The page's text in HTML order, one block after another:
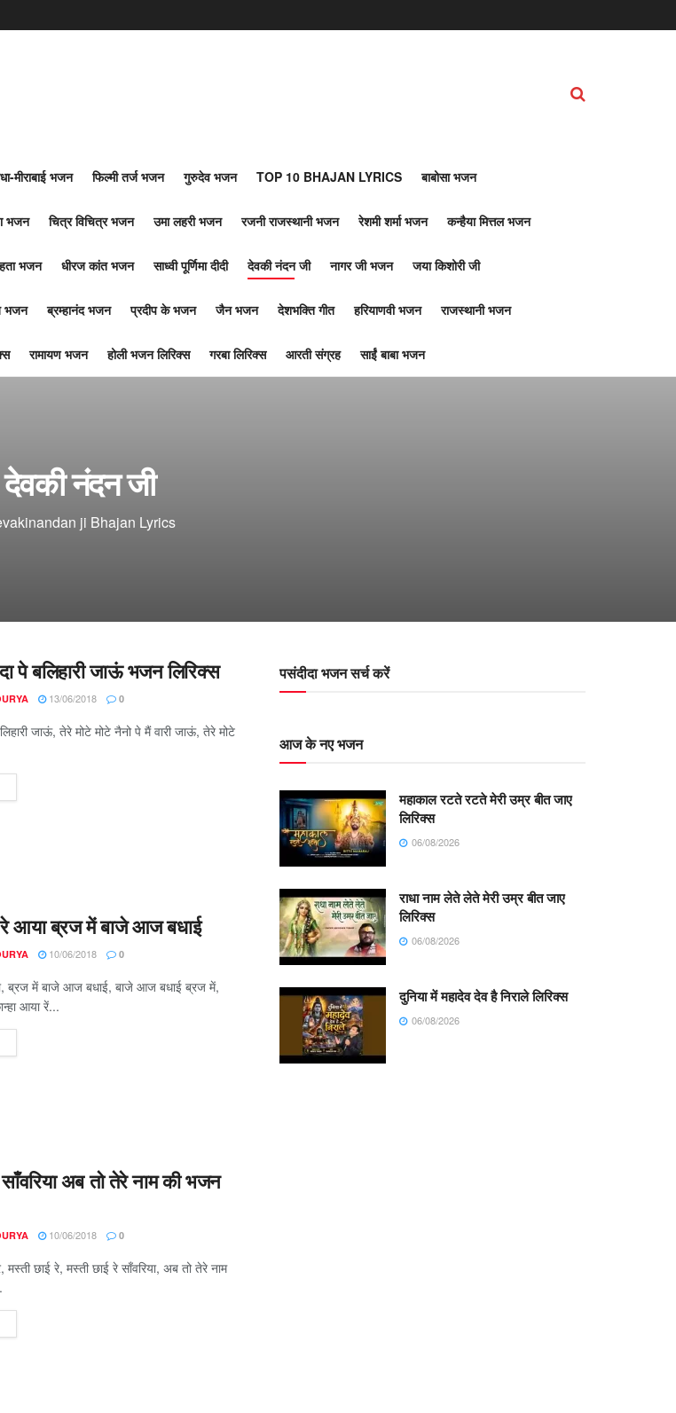
मीराबाई भजन फिल्मी तर्ज भजन गुरुदेव भजन TOP 10 BHAJAN LYRICS बाबोसा भजन
भजन चित्र विचित्र भजन उमा लहरी भजन रजनी राजस्थानी भजन रेशमी शर्मा भजन कन्हैया मित्तल भजन
भजन धीरज कांत भजन साध्वी पूर्णिमा दीदी देवकी नंदन जी नागर जी भजन जया किशोरी जी
भजन ब्रम्हानंद भजन प्रदीप के भजन जैन भजन देशभक्ति गीत हरियाणवी भजन राजस्थानी भजन
रामायण भजन होली भजन लिरिक्स गरबा लिरिक्स आरती संग्रह साईं बाबा भजन
देवकी नंदन जी
ji Bhajan Lyrics
पे बलिहारी जाऊं भजन लिरिक्स
13/06/2018 0
जाऊं, तेरे मोटे मोटे नैनो पे मैं वारी जाऊं, तेरे मोटे
रे आया ब्रज में बाजे आज बधाई
10/06/2018 0
ब्रज में बाजे आज बधाई, बाजे आज बधाई ब्रज में,
आया रें...
अब तो तेरे नाम की भजन
10/06/2018 0
मस्ती छाई रे, मस्ती छाई रे साँवरिया, अब तो तेरे नाम
पसंदीदा भजन सर्च करें
आज के नए भजन
महाकाल रटते रटते मेरी उम्र बीत जाए
लिरिक्स
06/08/2026
राधा नाम लेते लेते मेरी उम्र बीत जाए
लिरिक्स
06/08/2026
दुनिया में महादेव देव है निराले लिरिक्स
06/08/2026